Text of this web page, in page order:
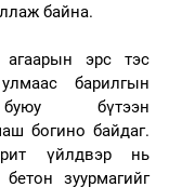
байна.
эрс тэс
барилгын
бүтээн
богино байдаг.
үйлдвэр нь
зуурмагийг